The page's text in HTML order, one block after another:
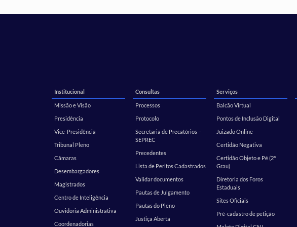
Institucional
Missão e Visão
Presidência
Vice-Presidência
Tribunal Pleno
Câmaras
Desembargadores
Magistrados
Centro de Inteligência
Ouvidoria Administrativa
Coordenadorias
Consultas
Processos
Protocolo
Secretaria de Precatórios –
SEPREC
Precedentes
Lista de Peritos Cadastrados
Validar documentos
Pautas de Julgamento
Pautas do Pleno
Justiça Aberta
Serviços
Balcão Virtual
Pontos de Inclusão Digital
Juizado Online
Certidão Negativa
Certidão Objeto e Pé (2º
Grau)
Diretoria dos Foros
Estaduais
Sites Oficiais
Pré-cadastro de petição